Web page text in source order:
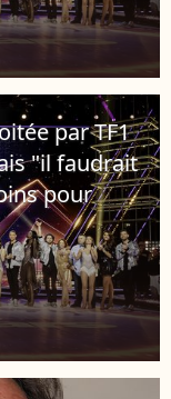
par TF1
"il faudrait
pour